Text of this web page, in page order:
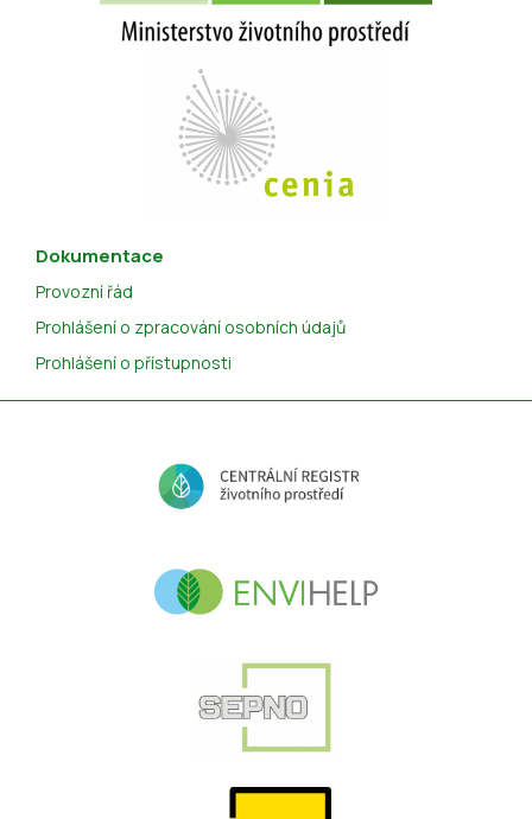
Dokumentace
Provozní řád
Prohlášení o zpracování osobních údajů
Prohlášení o přístupnosti